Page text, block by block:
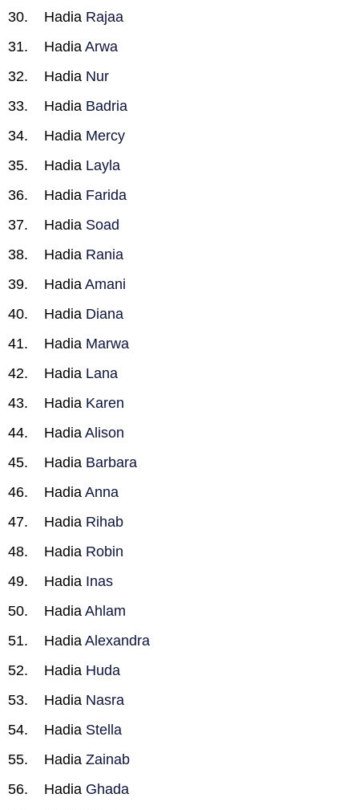
Hadia Rajaa
Hadia Arwa
Hadia Nur
Hadia Badria
Hadia Mercy
Hadia Layla
Hadia Farida
Hadia Soad
Hadia Rania
Hadia Amani
Hadia Diana
Hadia Marwa
Hadia Lana
Hadia Karen
Hadia Alison
Hadia Barbara
Hadia Anna
Hadia Rihab
Hadia Robin
Hadia Inas
Hadia Ahlam
Hadia Alexandra
Hadia Huda
Hadia Nasra
Hadia Stella
Hadia Zainab
Hadia Ghada